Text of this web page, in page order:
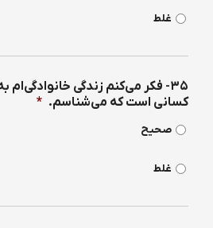
غلط
۳۵- فكر می‌كنم زندگی خانوادگی‌ام
كسانی است كه می‌شناسم. *
صحیح
غلط